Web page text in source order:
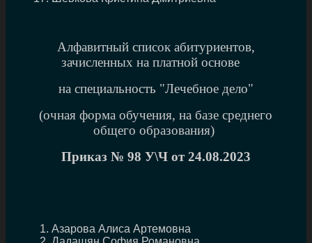
Алфавитный список абитуриентов,
зачисленных на платной основе
на специальность "Лечебное дело"
(очная форма обучения, на базе среднего
общего образования)
Приказ № 98 У\Ч от 24.08.2023
Азарова Алиса Артемовна